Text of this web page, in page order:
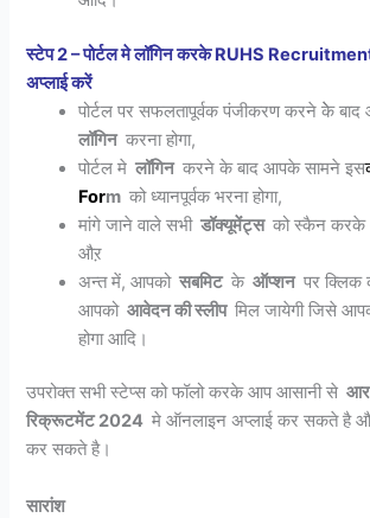
स्टेप 2 – पोर्टल मे लॉगिन करके RUHS
अप्लाई करें
पोर्टल पर सफलतापूर्वक पंजीकरण करने केे बाद
लॉगिन करना होगा,
पोर्टल मे लॉगिन करने के बाद आपके सामने इस
Form को ध्यानपूर्वक भरना होगा,
मांगे जाने वाले सभी डॉक्यूमेंट्स को स्कैन करके
औऱ
अन्त में, आपको सबमिट के ऑप्शन पर क्लिक
आपको आवेदन की स्लीप मिल जायेगी जिसे
होगा आदि।
उपरोक्त सभी स्टेप्स को फॉलो करके आप आसानी से
रिक्रूटमेंट 2024 मे ऑनलाइन अप्लाई कर सकते है
कर सकते है।
सारांश